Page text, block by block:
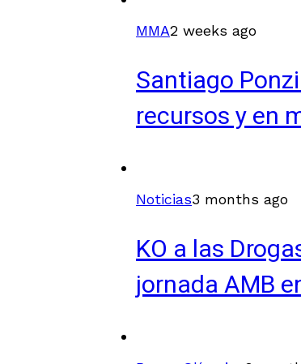
MMA2 weeks ago
Santiago
recursos y en
Noticias3 months ago
KO a las
jornada AMB